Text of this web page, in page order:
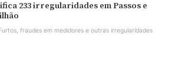
233 irregularidades em Passos e
fraudes em medidores e outras irregularidades